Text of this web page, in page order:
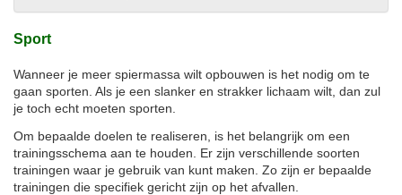
Sport
Wanneer je meer spiermassa wilt opbouwen is het nodig om te
gaan sporten. Als je een slanker en strakker lichaam wilt, dan zul
je toch echt moeten sporten.
Om bepaalde doelen te realiseren, is het belangrijk om een
trainingsschema aan te houden. Er zijn verschillende soorten
trainingen waar je gebruik van kunt maken. Zo zijn er bepaalde
trainingen die specifiek gericht zijn op het afvallen.